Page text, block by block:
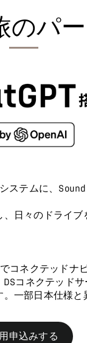
のパ
ステムに、
日々のドライ
コネクテッド
コネクテッド
一部日本仕様と
申込みする